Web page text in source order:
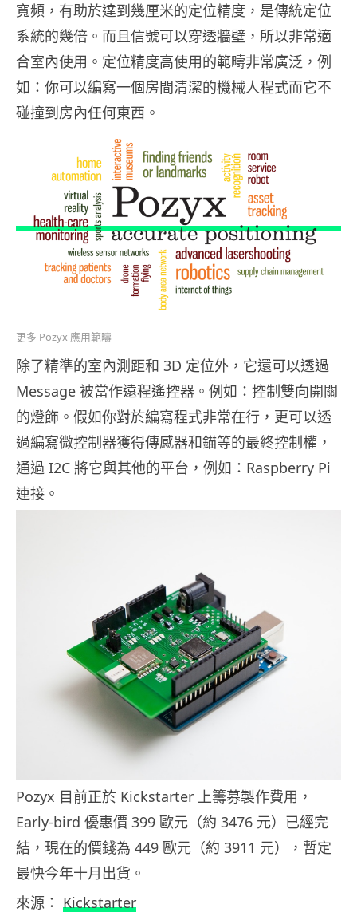
寬頻，有助於達到幾厘米的定位精度，是傳統定位
系統的幾倍。而且信號可以穿透牆壁，所以非常適
合室內使用。定位精度高使用的範疇非常廣泛，例
如：你可以編寫一個房間清潔的機械人程式而它不
碰撞到房內任何東西。
更多 Pozyx 應用範疇
除了精準的室內測距和 3D 定位外，它還可以透過
Message 被當作遠程遙控器。例如：控制雙向開關
的燈飾。假如你對於編寫程式非常在行，更可以透
過編寫微控制器獲得傳感器和錨等的最終控制權，
通過 I2C 將它與其他的平台，例如：Raspberry Pi
連接。
Pozyx 目前正於 Kickstarter 上籌募製作費用，
Early-bird 優惠價 399 歐元（約 3476 元）已經完
結，現在的價錢為 449 歐元（約 3911 元），暫定
最快今年十月出貨。
來源： Kickstarter